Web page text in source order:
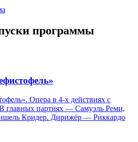
программы
Опера в 4-х действиях с
главных партиях — Самуэль Реми,
Кридер. Дирижёр — Риккардо